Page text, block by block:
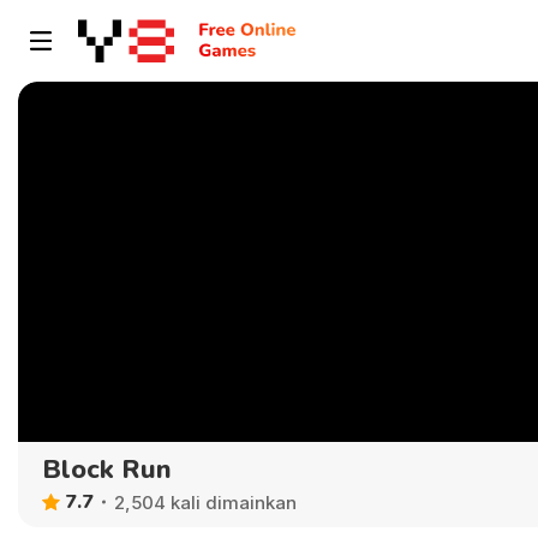
Block Run
7.7 2,504 kali dimainkan